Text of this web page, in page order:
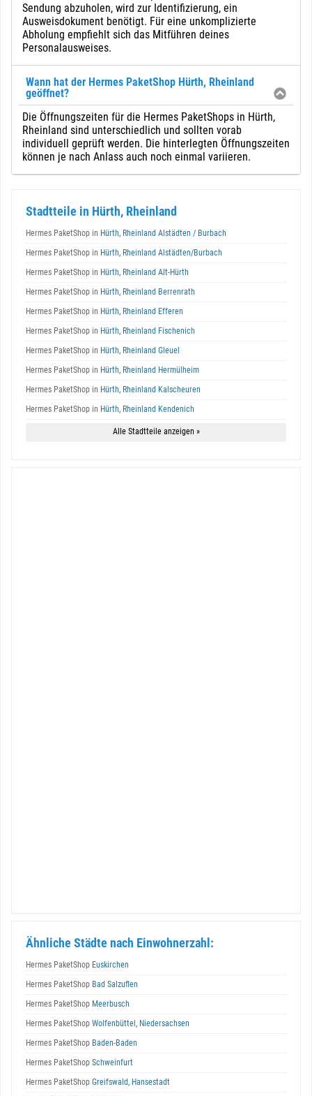
Sendung abzuholen, wird zur Identifizierung, ein
Ausweisdokument benötigt. Für eine unkomplizierte
Abholung empfiehlt sich das Mitführen deines
Personalausweises.
Wann hat der Hermes PaketShop Hürth, Rheinland
geöffnet?
Die Öffnungszeiten für die Hermes PaketShops in Hürth,
Rheinland sind unterschiedlich und sollten vorab
individuell geprüft werden. Die hinterlegten Öffnungszeiten
können je nach Anlass auch noch einmal variieren.
Stadtteile in Hürth, Rheinland
Hermes PaketShop in Hürth, Rheinland Alstädten / Burbach
Hermes PaketShop in Hürth, Rheinland Alstädten/Burbach
Hermes PaketShop in Hürth, Rheinland Alt-Hürth
Hermes PaketShop in Hürth, Rheinland Berrenrath
Hermes PaketShop in Hürth, Rheinland Efferen
Hermes PaketShop in Hürth, Rheinland Fischenich
Hermes PaketShop in Hürth, Rheinland Gleuel
Hermes PaketShop in Hürth, Rheinland Hermülheim
Hermes PaketShop in Hürth, Rheinland Kalscheuren
Hermes PaketShop in Hürth, Rheinland Kendenich
Alle Stadtteile anzeigen »
Ähnliche Städte nach Einwohnerzahl:
Hermes PaketShop Euskirchen
Hermes PaketShop Bad Salzuflen
Hermes PaketShop Meerbusch
Hermes PaketShop Wolfenbüttel, Niedersachsen
Hermes PaketShop Baden-Baden
Hermes PaketShop Schweinfurt
Hermes PaketShop Greifswald, Hansestadt